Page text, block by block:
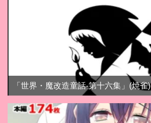
「世界・魔改造童話-第十六集」(焼雀)